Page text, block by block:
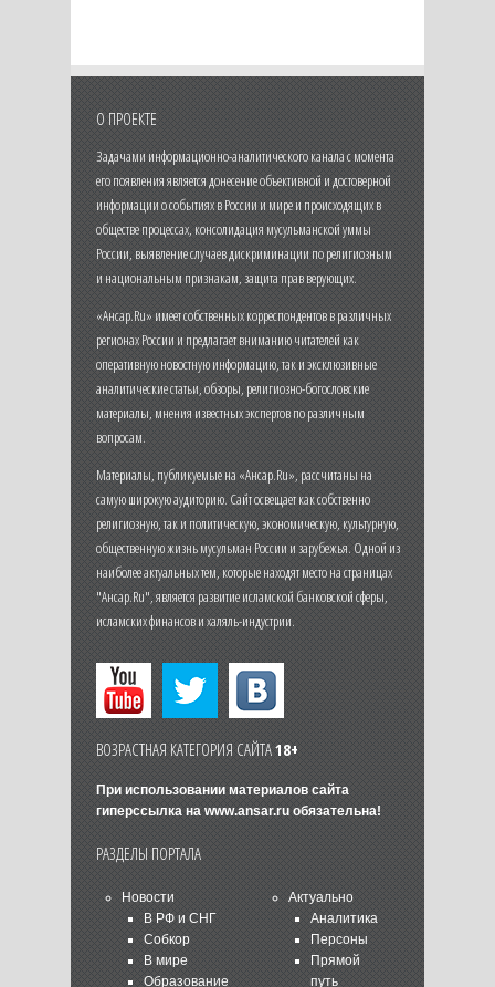
О ПРОЕКТЕ
Задачами информационно-аналитического канала с момента
его появления является донесение объективной и достоверной
информации о событиях в России и мире и происходящих в
обществе процессах, консолидация мусульманской уммы
России, выявление случаев дискриминации по религиозным
и национальным признакам, защита прав верующих.
«Ансар.Ru» имеет собственных корреспондентов в различных
регионах России и предлагает вниманию читателей как
оперативную новостную информацию, так и эксклюзивные
аналитические статьи, обзоры, религиозно-богословские
материалы, мнения известных экспертов по различным
вопросам.
Материалы, публикуемые на «Ансар.Ru», рассчитаны на
самую широкую аудиторию. Сайт освещает как собственно
религиозную, так и политическую, экономическую, культурную,
общественную жизнь мусульман России и зарубежья. Одной из
наиболее актуальных тем, которые находят место на страницах
"Ансар.Ru", является развитие исламской банковской сферы,
исламских финансов и халяль-индустрии.
ВОЗРАСТНАЯ КАТЕГОРИЯ САЙТА18+
При использовании материалов сайта
гиперссылка на www.ansar.ruобязательна!
РАЗДЕЛЫ ПОРТАЛА
Новости
В РФ и СНГ
Собкор
В мире
Образование
Актуально
Аналитика
Персоны
Прямой
путь